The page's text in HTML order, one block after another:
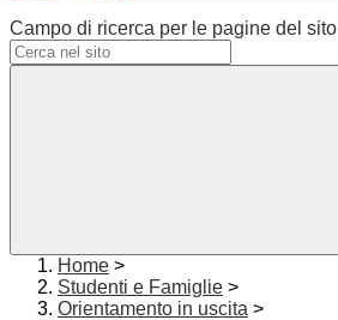
Campo di ricerca per le pagine del sito
Home >
Studenti e Famiglie >
Orientamento in uscita >